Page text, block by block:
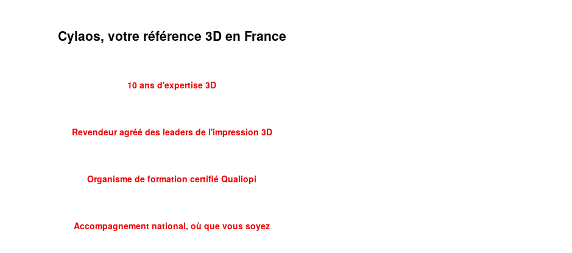
Cylaos, votre référence 3D en France
10 ans d'expertise 3D
Revendeur agréé des leaders de l'impression 3D
Organisme de formation certifié Qualiopi
Accompagnement national, où que vous soyez